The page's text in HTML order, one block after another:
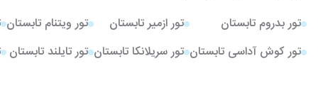
تور بدروم تابستان
تور کوش آداسی تابستان
تور ازمیر تابستان
تور سریلانکا تابستان
تور ویتنام تابستان
تور تایلند تابستان